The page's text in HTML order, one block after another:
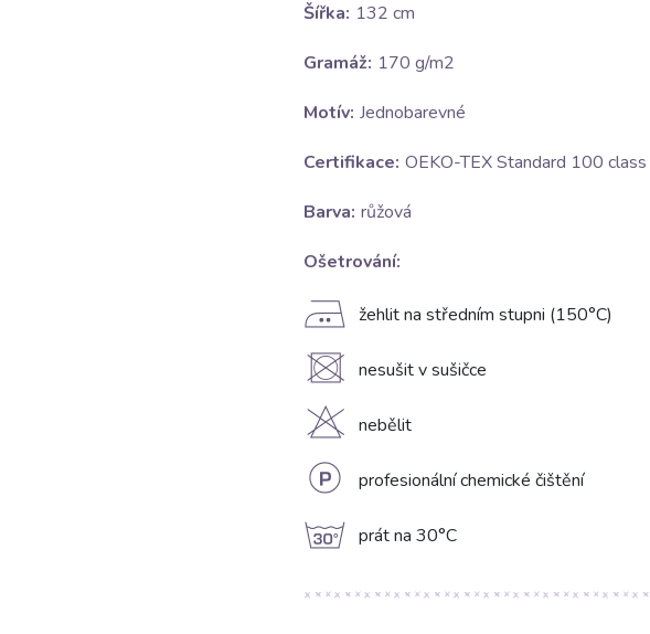
Šířka: 132 cm
Gramáž: 170 g/m2
Motív: Jednobarevné
Certifikace: OEKO-TEX Standard 100 class
Barva: růžová
Ošetrování:
E žehlit na středním stupni (150°C)
U nesušit v sušičce
H nebělit
L profesionální chemické čištění
g prát na 30°C